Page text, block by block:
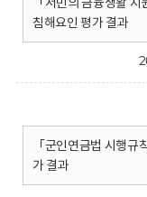
침해요인 평가 결과
「군인연금법 시행
가 결과